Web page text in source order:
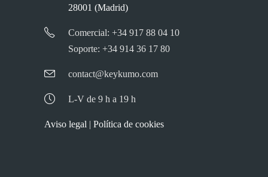
28001 (Madrid)
Comercial: +34 917 88 04 10
Soporte: +34 914 36 17 80
contact@keykumo.com
L-V de 9 h a 19 h
Aviso legal | Política de cookies